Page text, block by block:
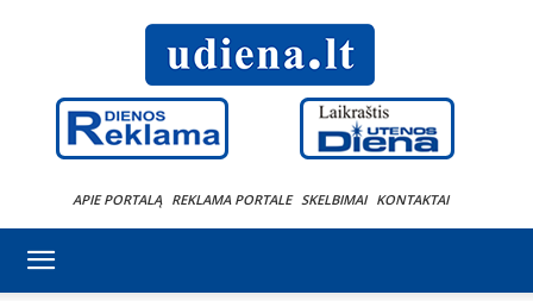
APIE PORTALĄ REKLAMA PORTALE SKELBIMAI KONTAKTAI